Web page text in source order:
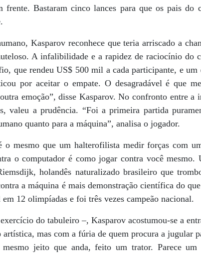
Bastaram cinco lances para que os pais do
Kasparov reconhece que teria arriscado a
A infalibilidade e a rapidez de raciocínio do
que rendeu US$ 500 mil a cada participante, e
por aceitar o empate. O desagradável é que
emoção”, disse Kasparov. No confronto entre a
valeu a prudência. “Foi a primeira partida
quanto para a máquina”, analisa o jogador.
mesmo que um halterofilista medir forças com
o computador é como jogar contra você mesmo.
holandês naturalizado brasileiro que
a máquina é mais demonstração científica do
12 olimpíadas e foi três vezes campeão nacional.
do tabuleiro –, Kasparov acostumou-se a
mas com a fúria de quem procura a jugular
jeito que anda, feito um trator. Parece um